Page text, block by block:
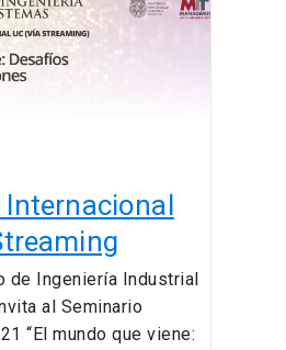
de Ingeniería Industrial
al Seminario
“El mundo que viene: